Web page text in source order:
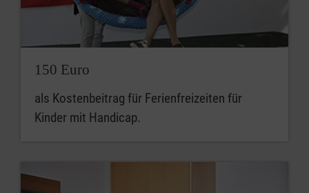
150 Euro
als Kostenbeitrag für Ferienfreizeiten für
Kinder mit Handicap.